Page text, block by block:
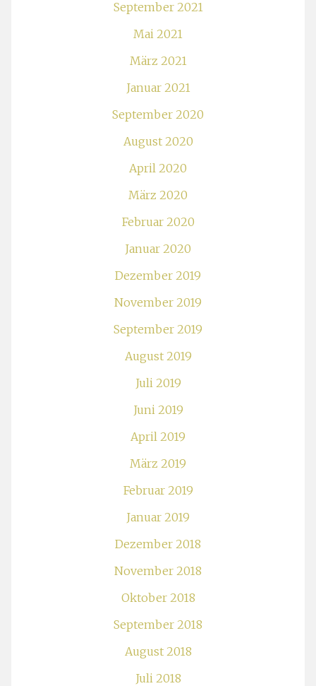
September 2021
Mai 2021
März 2021
Januar 2021
September 2020
August 2020
April 2020
März 2020
Februar 2020
Januar 2020
Dezember 2019
November 2019
September 2019
August 2019
Juli 2019
Juni 2019
April 2019
März 2019
Februar 2019
Januar 2019
Dezember 2018
November 2018
Oktober 2018
September 2018
August 2018
Juli 2018